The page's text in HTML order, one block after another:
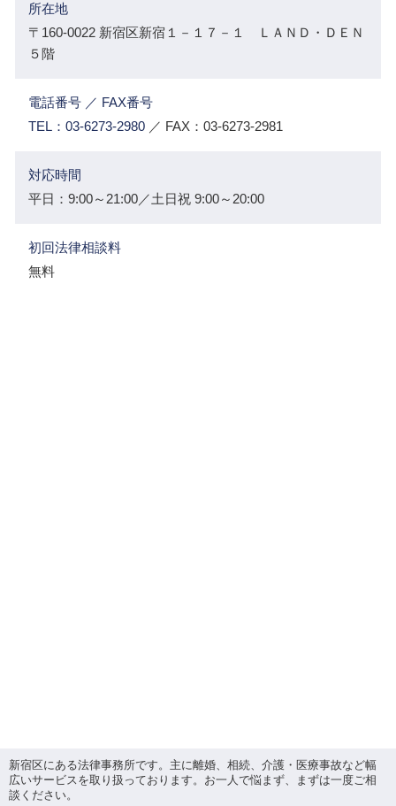
所在地
〒160-0022 新宿区新宿１－１７－１ ＬＡＮＤ・ＤＥＮ
５階
電話番号 ／ FAX番号
TEL：03-6273-2980 ／ FAX：03-6273-2981
対応時間
平日：9:00～21:00／土日祝 9:00～20:00
初回法律相談料
無料
新宿区にある法律事務所です。主に離婚、相続、介護・医療事故など幅
広いサービスを取り扱っております。お一人で悩まず、まずは一度ご相
談ください。